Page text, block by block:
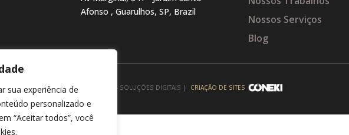
sua experiência de
personalizado e
“Aceitar todos”, você
Afonso , Guarulhos, SP, Brazil
Nossos Serviços
Blog
VIEIRA MAKEUP → POR: CONEKI - SOLUÇÕES DIGITAIS | CRIAÇÃO DE SITES